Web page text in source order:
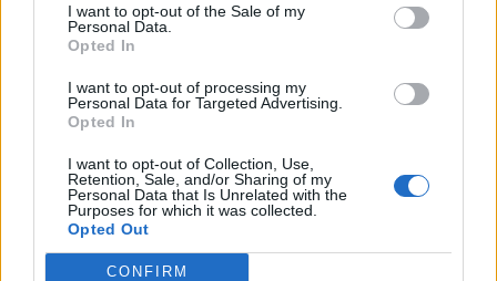
I want to opt-out of the Sale of my
Personal Data.
Opted In
I want to opt-out of processing my
Personal Data for Targeted Advertising.
Opted In
I want to opt-out of Collection, Use,
Retention, Sale, and/or Sharing of my
Personal Data that Is Unrelated with the
Purposes for which it was collected.
Opted Out
CONFIRM
Nokon må sove dårleg om natta
Abonnement